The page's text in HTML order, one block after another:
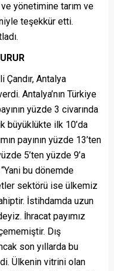
yönetimine tarım ve
teşekkür etti.
Çandır, Antalya
Antalya’nın Türkiye
yüzde 3 civarında
büyüklükte ilk 10’da
payının yüzde 13’ten
5’ten yüzde 9’a
bu dönemde
sektörü ise ülkemiz
İstihdamda uzun
İhracat payımız
Dış
son yıllarda bu
Ülkenin vitrini olan